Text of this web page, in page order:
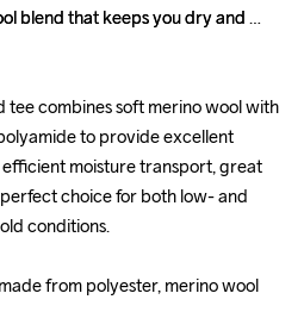
blend that keeps you dry and
tee combines soft merino wool with
to provide excellent
moisture transport, great
choice for both low- and
conditions.
from polyester, merino wool
blend that keeps you dry and
tee combines soft merino wool with
to provide excellent
moisture transport, great
choice for both low- and
conditions.
from polyester, merino wool